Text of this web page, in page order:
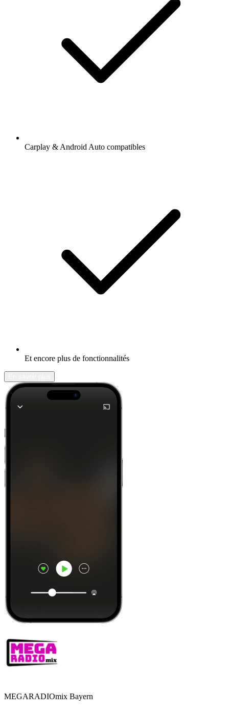
Carplay & Android Auto compatibles
Et encore plus de fonctionnalités
MEGARADIOmix Bayern